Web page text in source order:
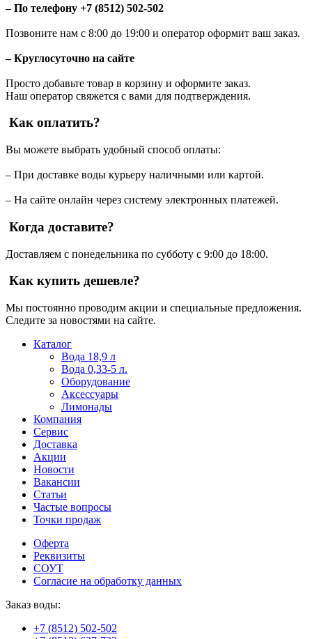
– По телефону +7 (8512) 502-502
Позвоните нам с 8:00 до 19:00 и оператор оформит ваш заказ.
– Круглосуточно на сайте
Просто добавьте товар в корзину и оформите заказ.
Наш оператор свяжется с вами для подтверждения.
Как оплатить?
Вы можете выбрать удобный способ оплаты:
– При доставке воды курьеру наличными или картой.
– На сайте онлайн через систему электронных платежей.
Когда доставите?
Доставляем с понедельника по субботу с 9:00 до 18:00.
Как купить дешевле?
Мы постоянно проводим акции и специальные предложения.
Следите за новостями на сайте.
Пользователи
офіційний
сайт
через
разные
сайты.
можно
встретить
онлайн
казино
среди
обсуждаемых
тем.
Каталог
Вода 18,9 л
Вода 0,33-5 л.
Оборудование
Аксессуары
Лимонады
Компания
Сервис
Доставка
Акции
Новости
Вакансии
Статьи
Частые вопросы
Точки продаж
Оферта
Реквизиты
СОУТ
Согласие на обработку данных
Заказ воды:
+7 (8512) 502-502